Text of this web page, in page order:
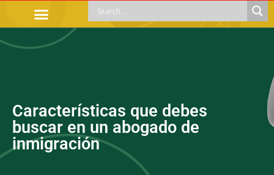
Características que debes
buscar en un abogado de
inmigración